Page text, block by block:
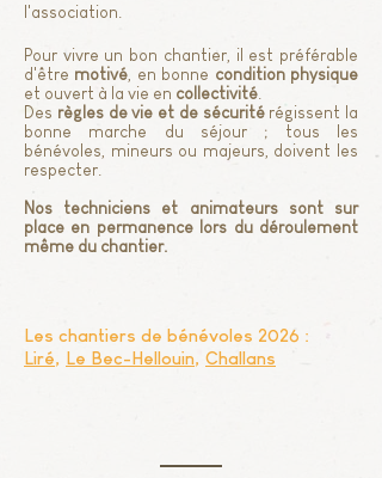
l'association.
Pour vivre un bon chantier, il est préférable
d'être motivé , en bonne condition physique
et ouvert à la vie en collectivité
Des règles de vie et de sécuritérégissent la
bonne marche du séjour ; tous les
bénévoles, mineurs ou majeurs, doivent les
respecter.
Nos techniciens et animateurs sont sur
place en permanence lors du déroulement
même du chantier.
Les chantiers de bénévoles 2026 :
Liré, Le Bec-Hellouin, Challans